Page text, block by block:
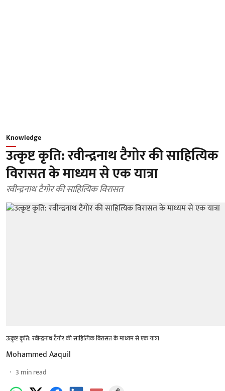
Knowledge
उत्कृष्ट कृति: रवीन्द्रनाथ टैगोर की साहित्यिक
विरासत के माध्यम से एक यात्रा
रवीन्द्रनाथ टैगोर की साहित्यिक विरासत
उत्कृष्ट कृति: रवीन्द्रनाथ टैगोर की साहित्यिक विरासत के माध्यम से एक यात्रा
Mohammed Aaquil
3 min read